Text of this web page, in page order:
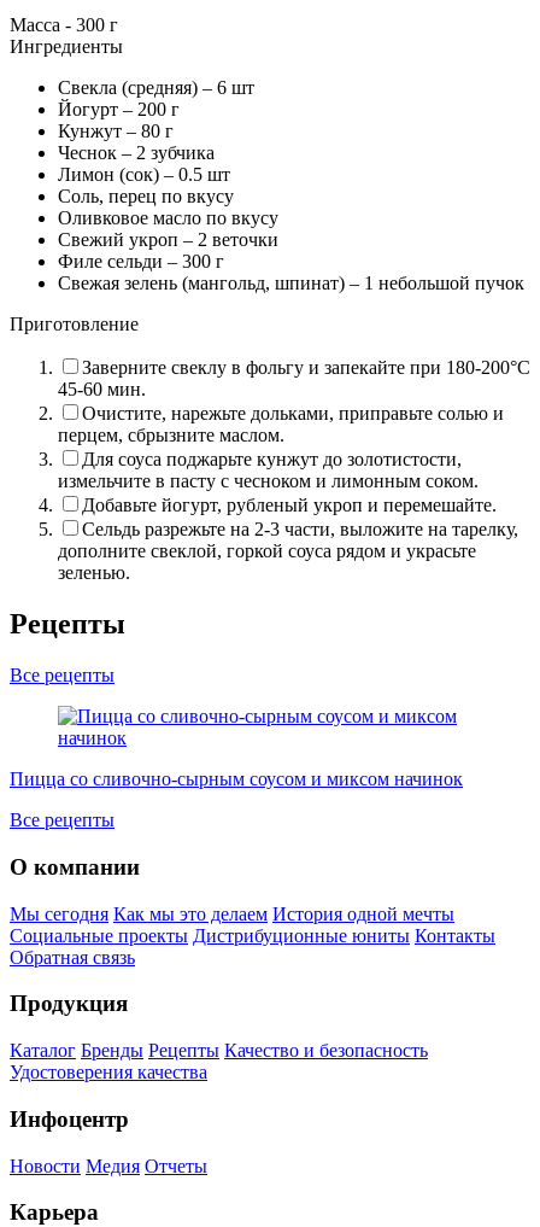
Масса - 300 г
Ингредиенты
Свекла (средняя) – 6 шт
Йогурт – 200 г
Кунжут – 80 г
Чеснок – 2 зубчика
Лимон (сок) – 0.5 шт
Соль, перец по вкусу
Оливковое масло по вкусу
Свежий укроп – 2 веточки
Филе сельди – 300 г
Свежая зелень (мангольд, шпинат) – 1 небольшой пучок
Приготовление
Заверните свеклу в фольгу и запекайте при 180-200°C
45-60 мин.
Очистите, нарежьте дольками, приправьте солью и
перцем, сбрызните маслом.
Для соуса поджарьте кунжут до золотистости,
измельчите в пасту с чесноком и лимонным соком.
Добавьте йогурт, рубленый укроп и перемешайте.
Сельдь разрежьте на 2-3 части, выложите на тарелку,
дополните свеклой, горкой соуса рядом и украсьте
зеленью.
Рецепты
Все рецепты
Пицца со сливочно-сырным соусом и миксом начинок
Все рецепты
О компании
Мы сегодня Как мы это делаем История одной мечты
Социальные проекты Дистрибуционные юниты Контакты
Обратная связь
Продукция
Каталог Бренды Рецепты Качество и безопасность
Удостоверения качества
Инфоцентр
Новости Медия Отчеты
Карьера